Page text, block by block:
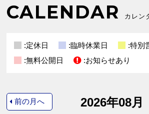
CALENDAR カレン
:定休日 :臨時休業日
:特別
:無料公開日
:お知らせあり
前の月へ 2026年08月